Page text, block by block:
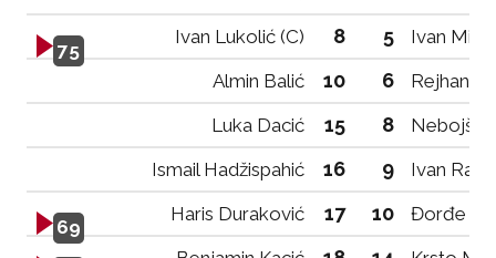
75
Ivan Lukolić (C) 8 5
Ivan
Almin Balić
10 6
Rejhan
Luka Dacić
15 8
Nebojša
Ismail Hadžispahić
16 9 Ivan
69
Haris Duraković 17 10 Đorđe